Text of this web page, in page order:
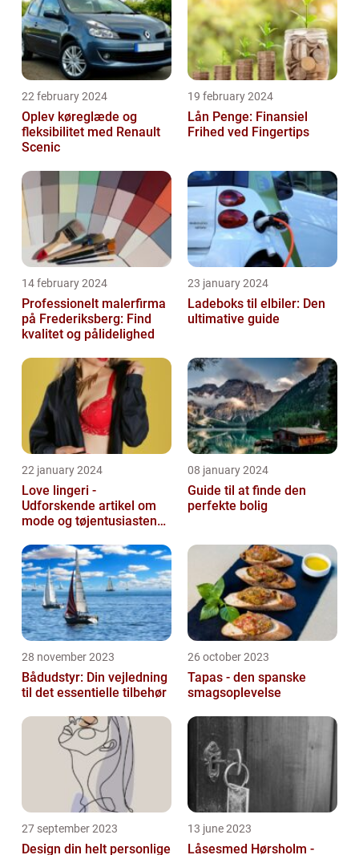
22 february 2024
Oplev køreglæde og
fleksibilitet med Renault
Scenic
19 february 2024
Lån Penge: Finansiel
Frihed ved Fingertips
14 february 2024
Professionelt malerfirma
på Frederiksberg: Find
kvalitet og pålidelighed
23 january 2024
Ladeboks til elbiler: Den
ultimative guide
22 january 2024
Love lingeri -
Udforskende artikel om
mode og tøjentusiastens
08 january 2024
Guide til at finde den
perfekte bolig
28 november 2023
Bådudstyr: Din vejledning
til det essentielle tilbehør
26 october 2023
Tapas - den spanske
smagsoplevelse
27 september 2023
Design din helt personlige
13 june 2023
Låsesmed Hørsholm -